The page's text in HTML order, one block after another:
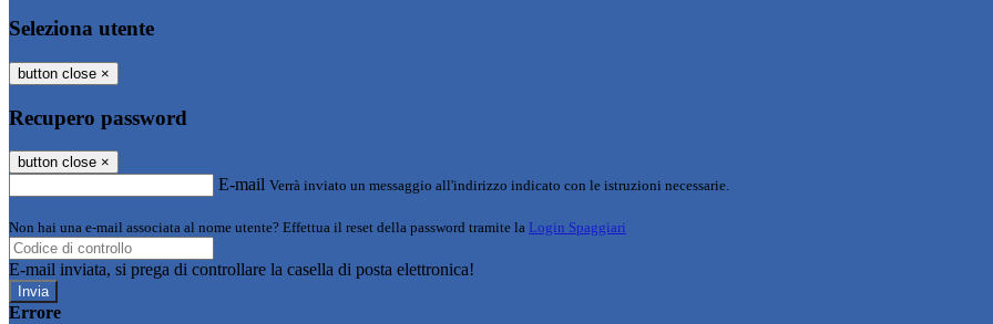
Seleziona utente
button close ×
Recupero password
button close ×
E-mail Verrà inviato un messaggio all'indirizzo indicato con le istruzioni necessarie.
Non hai una e-mail associata al nome utente? Effettua il reset della password tramite la Login Spaggiari
E-mail inviata, si prega di controllare la casella di posta elettronica!
Errore